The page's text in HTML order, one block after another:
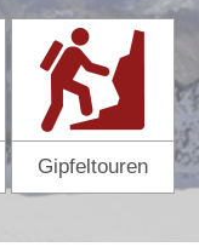
Gipfeltouren